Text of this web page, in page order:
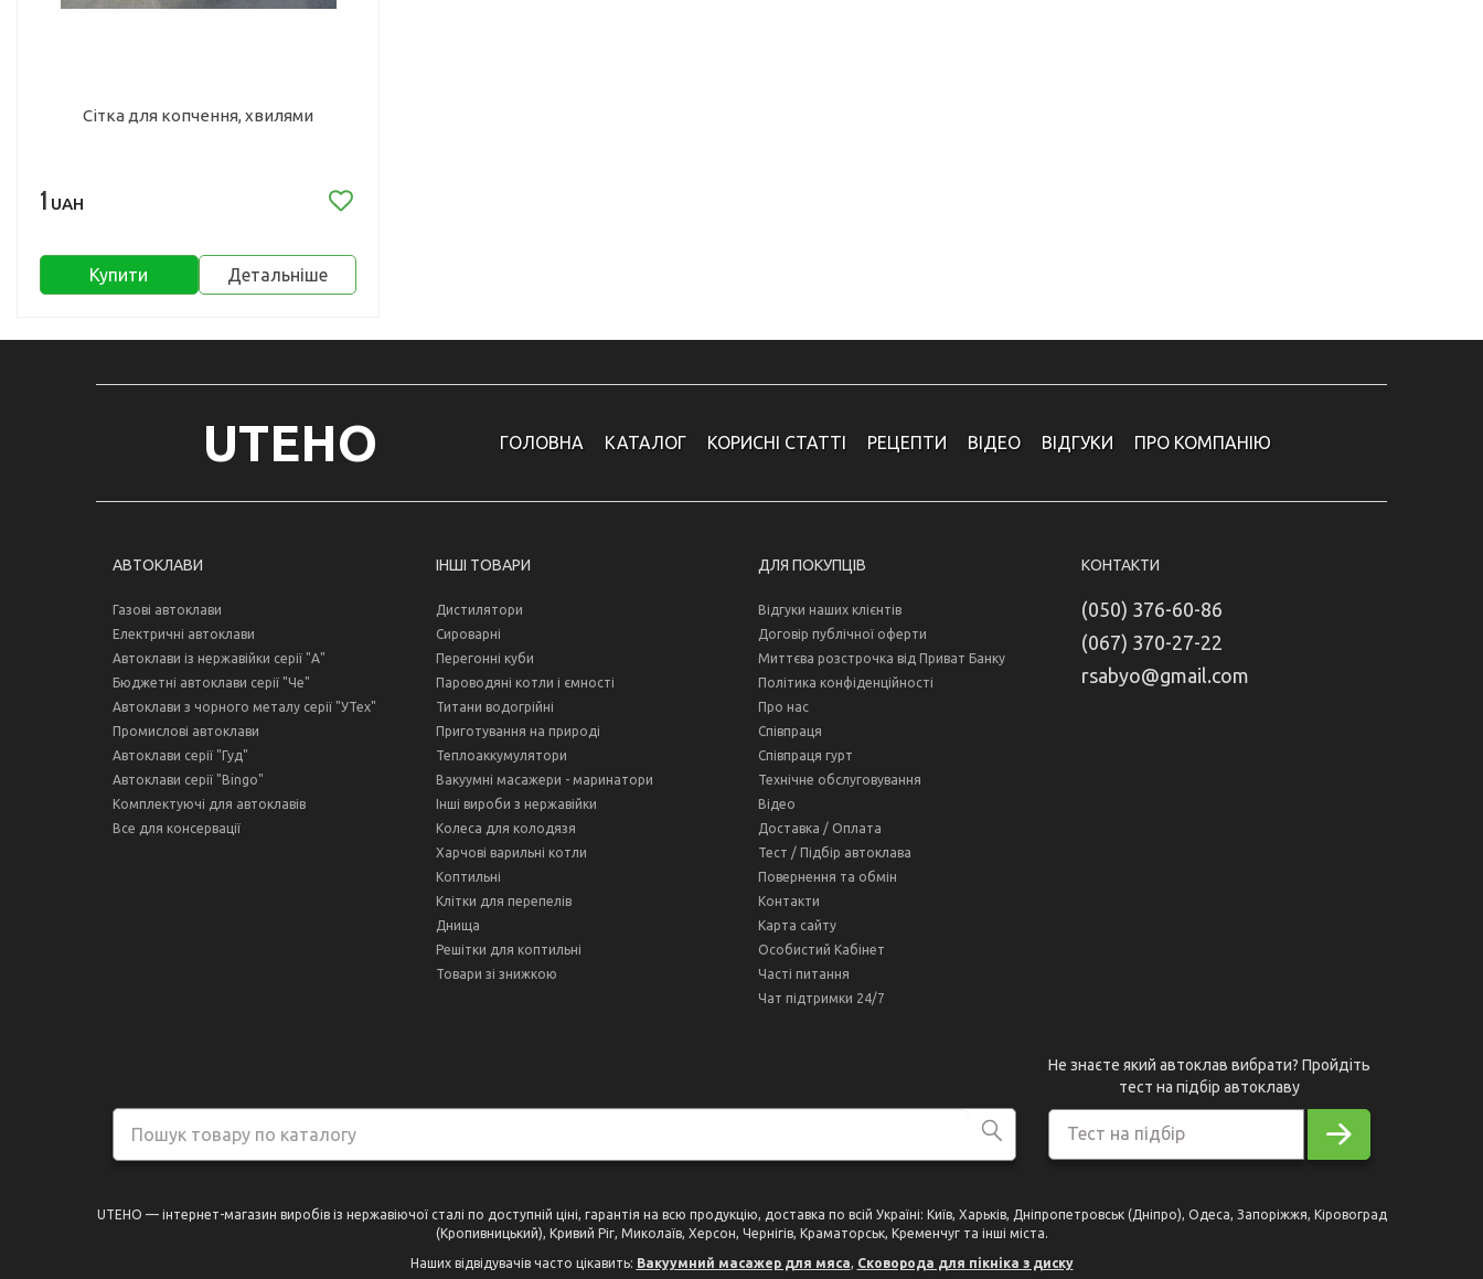
Сітка для копчення, хвилями
1 UAH
Купити Детальніше
UTEHO ГОЛОВНА КАТАЛОГ КОРИСНІ СТАТТІ РЕЦЕПТИ ВІДЕО ВІДГУКИ ПРО КОМПАНІЮ
АВТОКЛАВИ
Газові автоклави
Електричні автоклави
Автоклави із нержавійки серії "А"
Бюджетні автоклави серії "Че"
Автоклави з чорного металу серії "УТех"
Промислові автоклави
Автоклави серії "Гуд"
Автоклави серії "Bingo"
Комплектуючі для автоклавів
Все для консервації
ІНШІ ТОВАРИ
Дистилятори
Сироварні
Перегонні куби
Пароводяні котли і ємності
Титани водогрійні
Приготування на природі
Теплоаккумулятори
Вакуумні масажери - маринатори
Інші вироби з нержавійки
Колеса для колодязя
Харчові варильні котли
Коптильні
Клітки для перепелів
Днища
Решітки для коптильні
Товари зі знижкою
ДЛЯ ПОКУПЦІВ
Відгуки наших клієнтів
Договір публічної оферти
Миттєва розстрочка від Приват Банку
Політика конфіденційності
Про нас
Співпраця
Співпраця гурт
Технічне обслуговування
Відео
Доставка / Оплата
Тест / Підбір автоклава
Повернення та обмін
Контакти
Карта сайту
Особистий Кабінет
Часті питання
Чат підтримки 24/7
КОНТАКТИ
(050) 376-60-86
(067) 370-27-22
rsabyo@gmail.com
Тест на підбір
Не знаєте який автоклав вибрати? Пройдіть
тест на підбір автоклаву
UTEHO — інтернет-магазин виробів із нержавіючої сталі по доступній ціні, гарантія на всю продукцію, доставка по всій Україні: Київ, Харьків, Дніпропетровськ (Дніпро), Одеса, Запоріжжя, Кіровоград
(Кропивницький), Кривий Ріг, Миколаїв, Херсон, Чернігів, Краматорськ, Кременчуг та інші міста.
Наших відвідувачів часто цікавить: Вакуумний масажер для мяса Сковорода для пікніка з диску